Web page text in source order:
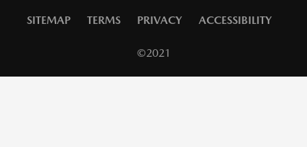
SITEMAP TERMS PRIVACY ACCESSIBILITY
©2021